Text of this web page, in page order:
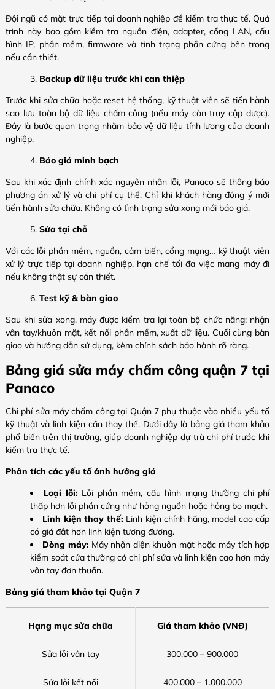
Đội ngũ có mặt trực tiếp tại doanh nghiệp để kiểm tra thực tế. Quá
trình này bao gồm kiểm tra nguồn điện, adapter, cổng LAN, cấu
hình IP, phần mềm, firmware và tình trạng phần cứng bên trong
nếu cần thiết.
Backup dữ liệu trước khi can thiệp
Trước khi sửa chữa hoặc reset hệ thống, kỹ thuật viên sẽ tiến hành
sao lưu toàn bộ dữ liệu chấm công (nếu máy còn truy cập được).
Đây là bước quan trọng nhằm bảo vệ dữ liệu tính lương của doanh
nghiệp.
Báo giá minh bạch
Sau khi xác định chính xác nguyên nhân lỗi, Panaco sẽ thông báo
phương án xử lý và chi phí cụ thể. Chỉ khi khách hàng đồng ý mới
tiến hành sửa chữa. Không có tình trạng sửa xong mới báo giá.
Sửa tại chỗ
Với các lỗi phần mềm, nguồn, cảm biến, cổng mạng… kỹ thuật viên
xử lý trực tiếp tại doanh nghiệp, hạn chế tối đa việc mang máy đi
nếu không thật sự cần thiết.
Test kỹ & bàn giao
Sau khi sửa xong, máy được kiểm tra lại toàn bộ chức năng: nhận
vân tay/khuôn mặt, kết nối phần mềm, xuất dữ liệu. Cuối cùng bàn
giao và hướng dẫn sử dụng, kèm chính sách bảo hành rõ ràng.
Bảng giá sửa máy chấm công quận 7 tại
Panaco
Chi phí sửa máy chấm công tại Quận 7 phụ thuộc vào nhiều yếu tố
kỹ thuật và linh kiện cần thay thế. Dưới đây là bảng giá tham khảo
phổ biến trên thị trường, giúp doanh nghiệp dự trù chi phí trước khi
kiểm tra thực tế.
Phân tích các yếu tố ảnh hưởng giá
Loại lỗi: Lỗi phần mềm, cấu hình mạng thường chi phí
thấp hơn lỗi phần cứng như hỏng nguồn hoặc hỏng bo mạch.
Linh kiện thay thế: Linh kiện chính hãng, model cao cấp
có giá đắt hơn linh kiện tương đương.
Dòng máy: Máy nhận diện khuôn mặt hoặc máy tích hợp
kiểm soát cửa thường có chi phí sửa và linh kiện cao hơn máy
vân tay đơn thuần.
Bảng giá tham khảo tại Quận 7
Hạng mục sửa chữa Giá tham khảo (VNĐ)
Sửa lỗi vân tay 300.000 – 900.000
Sửa lỗi kết nối 400.000 – 1.000.000